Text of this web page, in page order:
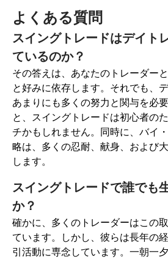
よくある質問
スイングトレードはデイト
ているのか？
その答えは、あなたのトレーダー
と好みに依存します。それでも、
あまりにも多くの努力と関与を必
と、スイングトレードは初心者の
チかもしれません。同時に、バイ
略は、多くの忍耐、献身、および
します。
スイングトレードで誰でも
か？
確かに、多くのトレーダーはこの
ています。しかし、彼らは長年の
引活動に専念しています。一朝一